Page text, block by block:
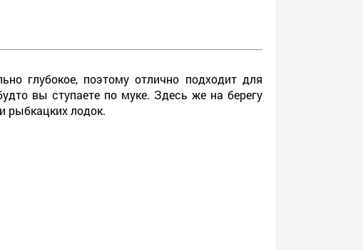
глубокое, поэтому отлично подходит для
вы ступаете по муке. Здесь же на берегу
рыбкацких лодок.